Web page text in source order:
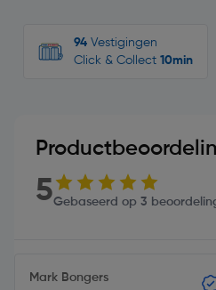
94 Vestigingen
Click & Collect 10min
5Gebaseerd op 3
Mark Bongers